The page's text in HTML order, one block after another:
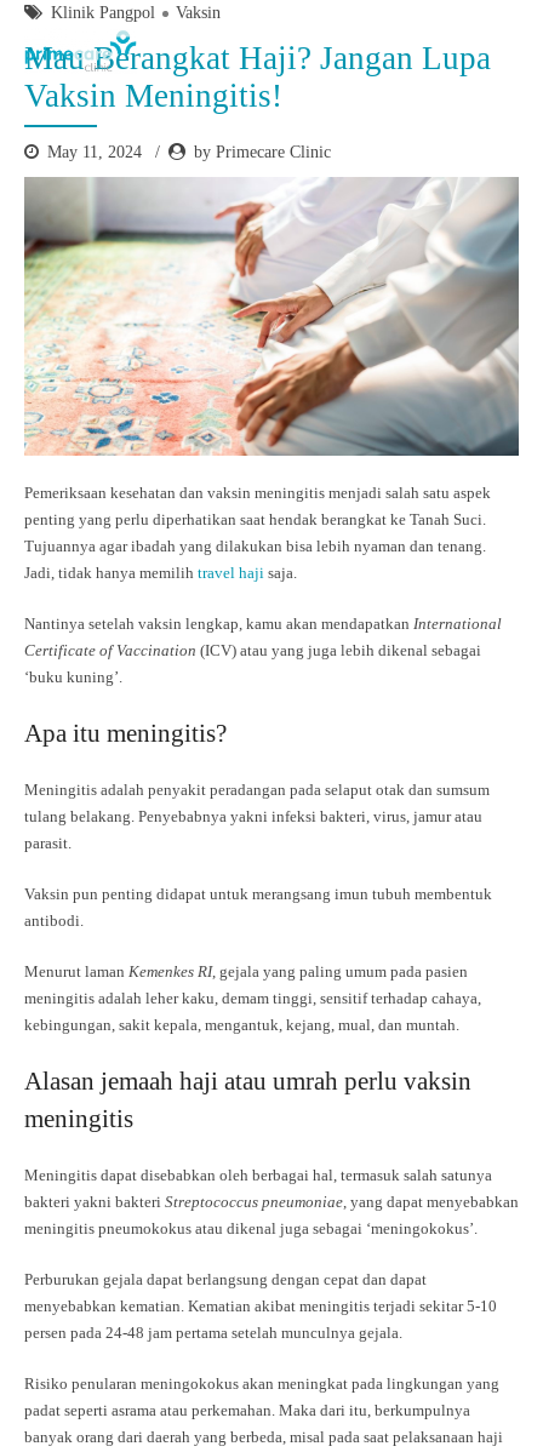
Klinik Pangpol Vaksin
Mau Berangkat Haji? Jangan Lupa
Vaksin Meningitis!
May 11, 2024 by Primecare Clinic
Pemeriksaan kesehatan dan vaksin meningitis menjadi salah satu aspek
penting yang perlu diperhatikan saat hendak berangkat ke Tanah Suci.
Tujuannya agar ibadah yang dilakukan bisa lebih nyaman dan tenang.
Jadi, tidak hanya memilih travel haji saja.
Nantinya setelah vaksin lengkap, kamu akan mendapatkan International
Certificate of Vaccination (ICV) atau yang juga lebih dikenal sebagai
‘buku kuning’.
Apa itu meningitis?
Meningitis adalah penyakit peradangan pada selaput otak dan sumsum
tulang belakang. Penyebabnya yakni infeksi bakteri, virus, jamur atau
parasit.
Vaksin pun penting didapat untuk merangsang imun tubuh membentuk
antibodi.
Menurut laman Kemenkes RI, gejala yang paling umum pada pasien
meningitis adalah leher kaku, demam tinggi, sensitif terhadap cahaya,
kebingungan, sakit kepala, mengantuk, kejang, mual, dan muntah.
Alasan jemaah haji atau umrah perlu vaksin
meningitis
Meningitis dapat disebabkan oleh berbagai hal, termasuk salah satunya
bakteri yakni bakteri Streptococcus pneumoniae , yang dapat menyebabkan
meningitis pneumokokus atau dikenal juga sebagai ‘meningokokus’.
Perburukan gejala dapat berlangsung dengan cepat dan dapat
menyebabkan kematian. Kematian akibat meningitis terjadi sekitar 5-10
persen pada 24-48 jam pertama setelah munculnya gejala.
Risiko penularan meningokokus akan meningkat pada lingkungan yang
padat seperti asrama atau perkemahan. Maka dari itu, berkumpulnya
banyak orang dari daerah yang berbeda, misal pada saat pelaksanaan haji